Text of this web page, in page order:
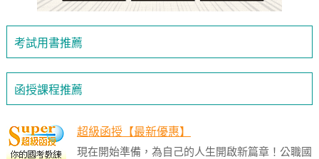
考試用書推薦
函授課程推薦
超級函授【最新優惠】
現在開始準備，為自己的人生開啟新篇章！公職國